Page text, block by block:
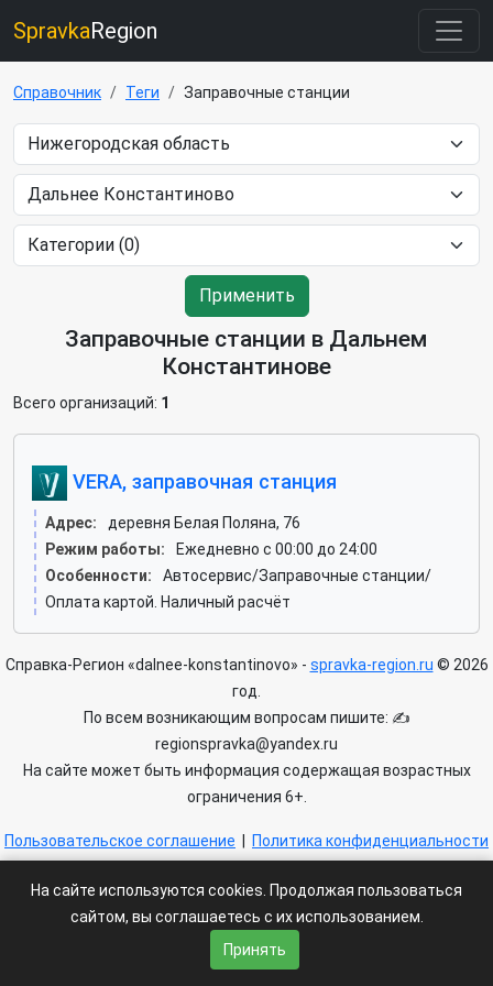
SpravkaRegion
Справочник Теги Заправочные станции
Применить
Заправочные станции в Дальнем
Константинове
Всего организаций: 1
VERA, заправочная станция
Адрес:
деревня Белая Поляна, 76
Режим работы:
Ежедневно с 00:00 до 24:00
Особенности:
Автосервис/Заправочные станции/
Оплата картой. Наличный расчёт
Справка-Регион «dalnee-konstantinovo» - spravka-region.ru © 2026
год.
По всем возникающим вопросам пишите: ✍
regionspravka@yandex.ru
На сайте может быть информация содержащая возрастных
ограничения 6+.
Пользовательское соглашение
Политика конфиденциальности
На сайте используются cookies. Продолжая пользоваться
сайтом, вы соглашаетесь с их использованием.
Принять